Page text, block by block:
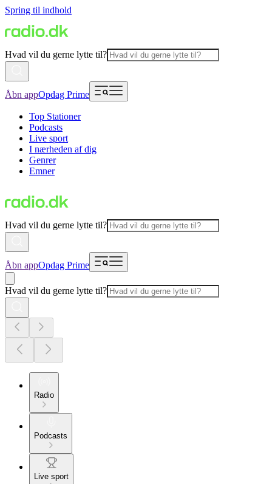
Spring til indhold
Hvad vil du gerne lytte til?
Åbn appOpdag Prime
Top Stationer
Podcasts
Live sport
I nærheden af dig
Genrer
Emner
Hvad vil du gerne lytte til?
Åbn appOpdag Prime
Hvad vil du gerne lytte til?
Radio
Podcasts
Live sport